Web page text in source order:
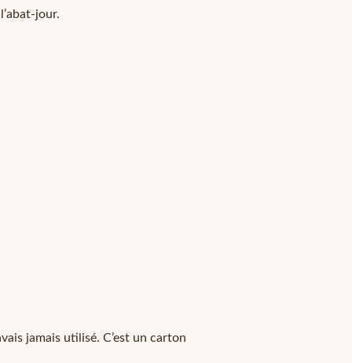
jour.
jamais utilisé. C’est un carton